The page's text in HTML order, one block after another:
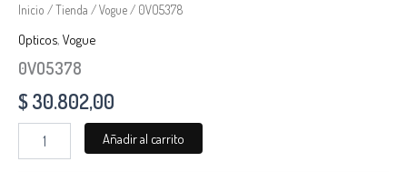
Inicio /Tienda /Vogue/ 0VO5378
Opticos, Vogue
0VO5378
$30.802,00
Añadir al carrito